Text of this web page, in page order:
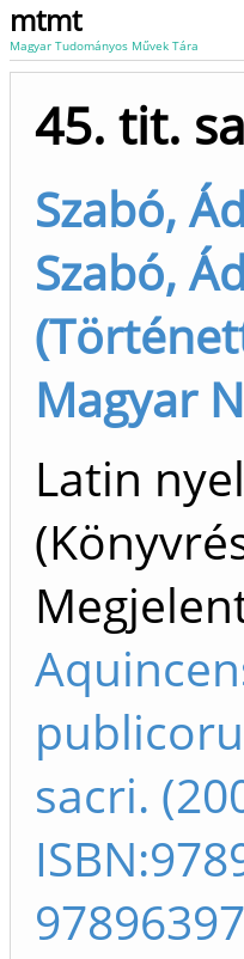
mtmt
Magyar Tudományos Művek Tára
45. tit.
Szabó,
Szabó,
Magyar
Latin
sacri.